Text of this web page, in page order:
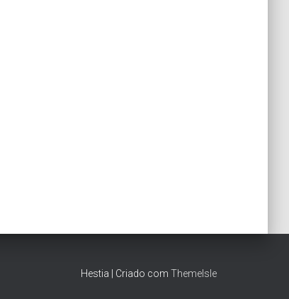
Hestia | Criado com ThemeIsle